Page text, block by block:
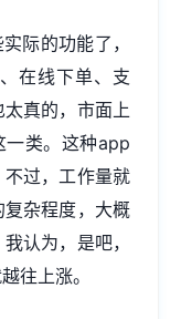
际的功能了，
在线下单、支
真的，市面上
一类。这种app
过，工作量就
杂程度，大概
认为，是吧，
往上涨。